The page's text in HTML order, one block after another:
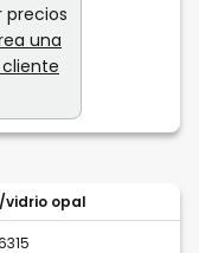
precios
una
vidrio opal